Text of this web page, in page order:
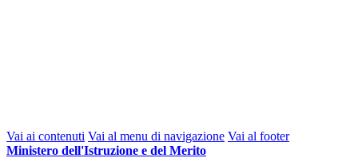
Vai ai contenuti Vai al menu di navigazione Vai al footer
Ministero dell'Istruzione e del Merito